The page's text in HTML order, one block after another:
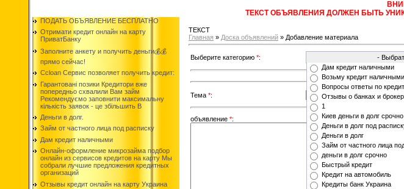
ТЕКСТ ОБЪЯВЛЕНИЯ ДОЛЖЕН БЫТЬ
ПОДАТЬ ОБЪЯВЛЕНИЕ БЕСПЛАТНО
Отримати кредит онлайн на карту
ПриватБанку
Заполните анкету и получить деньги💰💰
прямо сейчас!
Ccloan Сервис позволяет получить кредит:
Гарантовані позики Кредитори вже
попередньо схвалили Вам займ
Рекомендуємо заповнити максимальну
кількість заявок - це збільшить В
Деньги в долг.
Займ от частного лица под расписку
Дам кредит наличными
Онлайн-оформление микрозайма подбор
онлайн из сервисов кредитов на карту Мы
собрали лучшие предложения кредитных
организаций
Отзывы кредит онлайн на карту Украина
ТЕКСТ
Главная » Доска объявлений » Добавление материала
Выберите категорию *:
Дам кредит наличными
Возьму кредит наличными
Вопросы ответы по
Отзывы о банках и
1
Киев деньги в долг
Деньги в долг под
Деньги в долг
Займ от частного лица
деньги в долг срочно
Быстрый кредит
Кредит на автомобиль
Кредиты банк Украина
Тема *:
объявление *: